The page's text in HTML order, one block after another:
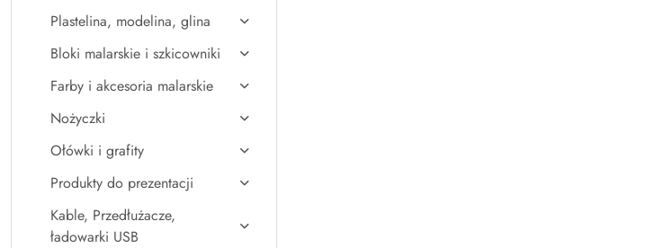
Plastelina, modelina, glina
Bloki malarskie i szkicowniki
Farby i akcesoria malarskie
Nożyczki
Ołówki i grafity
Produkty do prezentacji
Kable, Przedłużacze,
ładowarki USB